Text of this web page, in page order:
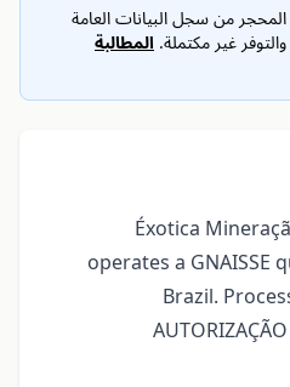
من سجل البيانات العامة
غير مكتملة.المطالبة
Éxotica
operates a GNAISSE
Brazil.